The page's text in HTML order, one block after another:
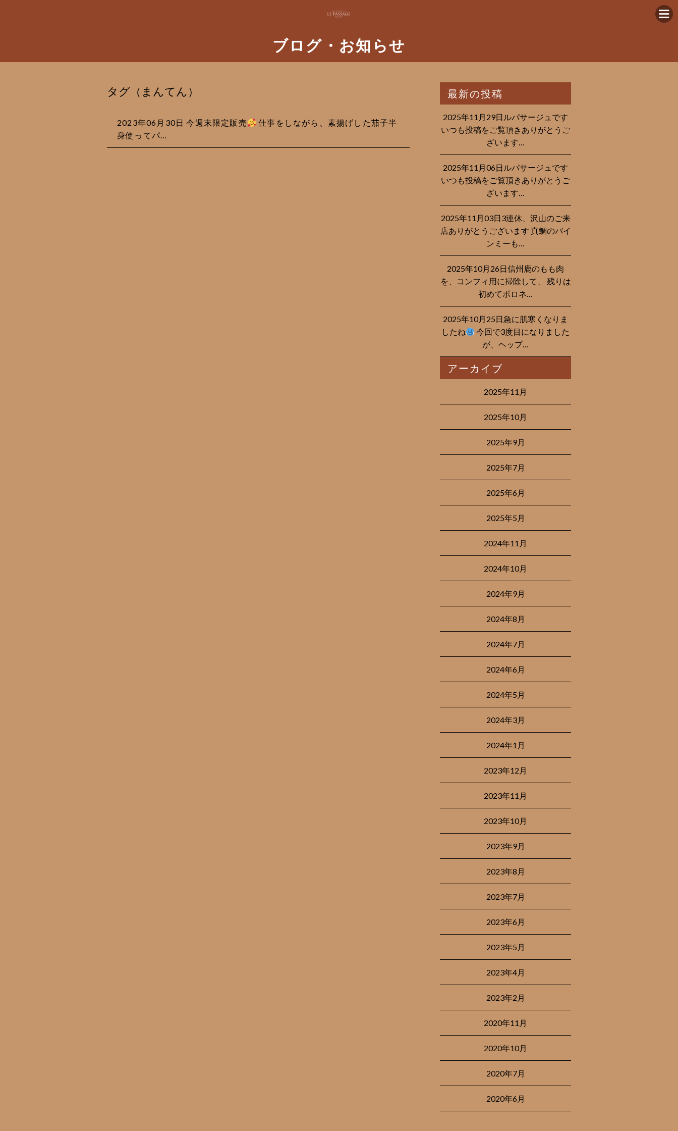
ブログ・お知らせ
タグ（まんてん）
2023年06月30日 今週末限定販売
仕事をしながら、素揚げした茄子半
身使ってパ…
最新の投稿
2025年11月29日ルパサージュです︎
いつも投稿をご覧頂きありがとうご
ざいます…
2025年11月06日ルパサージュです︎
いつも投稿をご覧頂きありがとうご
ざいます…
2025年11月03日3連休、沢山のご来
店ありがとうございます 真鯛のバイ
ンミーも…
2025年10月26日信州鹿のもも肉
を、コンフィ用に掃除して、 残りは
初めてボロネ…
2025年10月25日急に肌寒くなりま
したね
今回で3度目になりました
が、ヘップ…
アーカイブ
2025年11月
2025年10月
2025年9月
2025年7月
2025年6月
2025年5月
2024年11月
2024年10月
2024年9月
2024年8月
2024年7月
2024年6月
2024年5月
2024年3月
2024年1月
2023年12月
2023年11月
2023年10月
2023年9月
2023年8月
2023年7月
2023年6月
2023年5月
2023年4月
2023年2月
2020年11月
2020年10月
2020年7月
2020年6月